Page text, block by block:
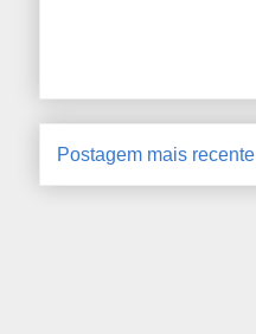
Postagem mais recente